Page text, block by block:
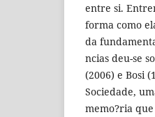
entre si.
forma como
da
ncias deu-se
(2006) e Bosi
Sociedade,
memo?ria que